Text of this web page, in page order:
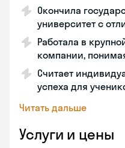
Окончила
университет с
Работала в
компании,
Считает
успеха для
Читать дальше
Услуги и цены